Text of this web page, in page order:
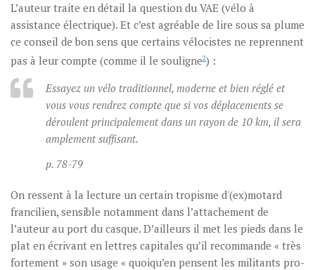
L’auteur traite en détail la question du VAE (vélo à
assistance électrique). Et c’est agréable de lire sous sa plume
ce conseil de bon sens que certains vélocistes ne reprennent
pas à leur compte (comme il le souligne2) :
Essayez un vélo traditionnel, moderne et bien réglé et
vous vous rendrez compte que si vos déplacements se
déroulent principalement dans un rayon de 10 km, il sera
amplement suffisant.
p. 78-79
On ressent à la lecture un certain tropisme d'(ex)motard
francilien, sensible notamment dans l’attachement de
l’auteur au port du casque. D’ailleurs il met les pieds dans le
plat en écrivant en lettres capitales qu’il recommande « très
fortement » son usage « quoiqu’en pensent les militants pro-